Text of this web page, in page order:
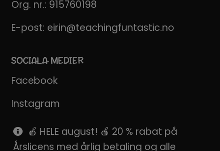
Org. nr.: 915760198
E-post: eirin@teachingfuntastic.no
SOCIALA MEDIER
Facebook
Instagram
Pinterest
🍎 HELE august! 🍎 20 % rabat på
Årslicens med årlig betaling og alle